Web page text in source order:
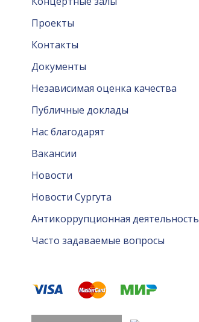
Проекты
Контакты
Документы
Независимая оценка качества
Публичные доклады
Нас благодарят
Вакансии
Новости
Новости Сургута
Антикоррупционная деятельность
Часто задаваемые вопросы